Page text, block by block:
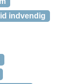
indvendig